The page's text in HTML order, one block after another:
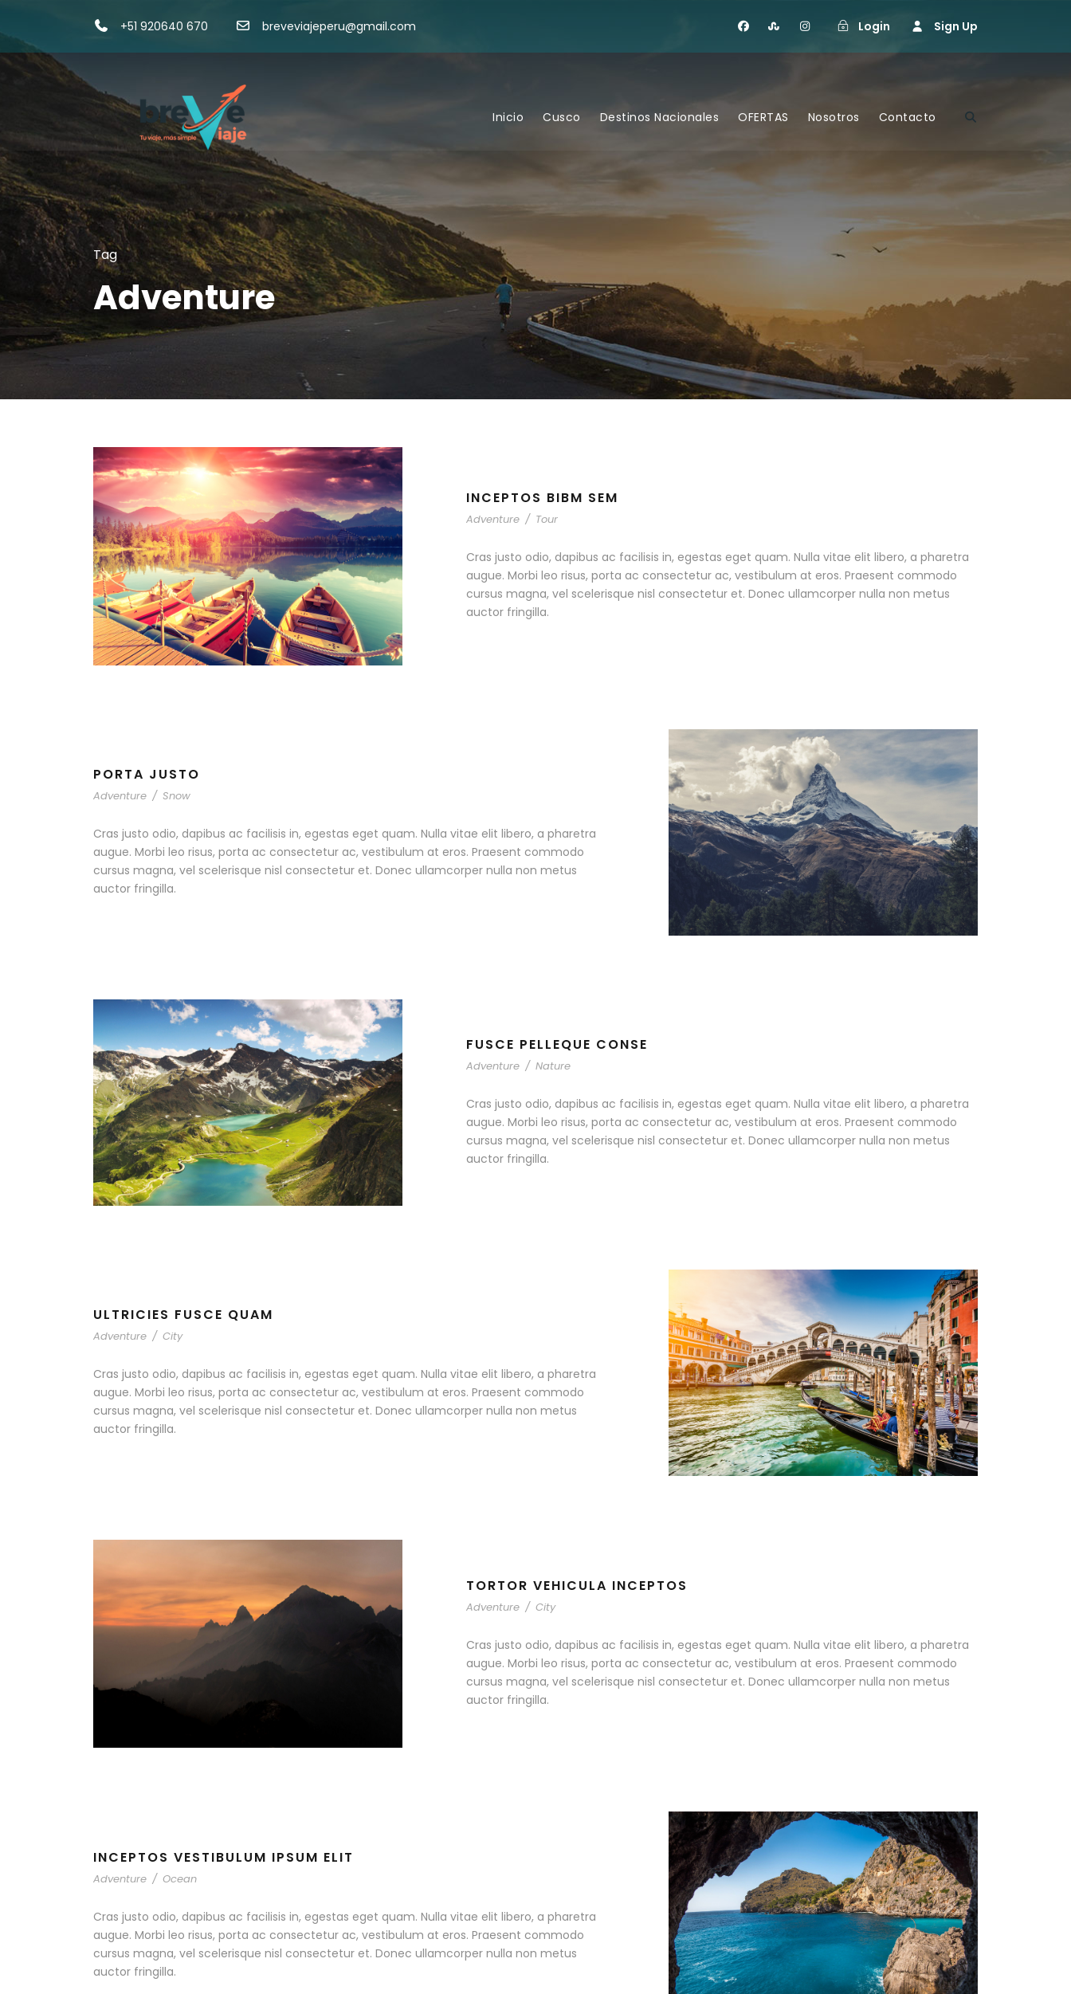
+51 920640 670 breveviajeperu@gmail.com Login Sign Up
Inicio Cusco Destinos Nacionales OFERTAS Nosotros Contacto
Tag
Adventure
INCEPTOS BIBM SEM
Adventure / Tour
Cras justo odio, dapibus ac facilisis in, egestas eget quam. Nulla vitae elit libero, a pharetra
augue. Morbi leo risus, porta ac consectetur ac, vestibulum at eros. Praesent commodo
cursus magna, vel scelerisque nisl consectetur et. Donec ullamcorper nulla non metus
auctor fringilla.
PORTA JUSTO
Adventure / Snow
Cras justo odio, dapibus ac facilisis in, egestas eget quam. Nulla vitae elit libero, a pharetra
augue. Morbi leo risus, porta ac consectetur ac, vestibulum at eros. Praesent commodo
cursus magna, vel scelerisque nisl consectetur et. Donec ullamcorper nulla non metus
auctor fringilla.
FUSCE PELLEQUE CONSE
Adventure / Nature
Cras justo odio, dapibus ac facilisis in, egestas eget quam. Nulla vitae elit libero, a pharetra
augue. Morbi leo risus, porta ac consectetur ac, vestibulum at eros. Praesent commodo
cursus magna, vel scelerisque nisl consectetur et. Donec ullamcorper nulla non metus
auctor fringilla.
ULTRICIES FUSCE QUAM
Adventure / City
Cras justo odio, dapibus ac facilisis in, egestas eget quam. Nulla vitae elit libero, a pharetra
augue. Morbi leo risus, porta ac consectetur ac, vestibulum at eros. Praesent commodo
cursus magna, vel scelerisque nisl consectetur et. Donec ullamcorper nulla non metus
auctor fringilla.
TORTOR VEHICULA INCEPTOS
Adventure / City
Cras justo odio, dapibus ac facilisis in, egestas eget quam. Nulla vitae elit libero, a pharetra
augue. Morbi leo risus, porta ac consectetur ac, vestibulum at eros. Praesent commodo
cursus magna, vel scelerisque nisl consectetur et. Donec ullamcorper nulla non metus
auctor fringilla.
INCEPTOS VESTIBULUM IPSUM ELIT
Adventure / Ocean
Cras justo odio, dapibus ac facilisis in, egestas eget quam. Nulla vitae elit libero, a pharetra
augue. Morbi leo risus, porta ac consectetur ac, vestibulum at eros. Praesent commodo
cursus magna, vel scelerisque nisl consectetur et. Donec ullamcorper nulla non metus
auctor fringilla.